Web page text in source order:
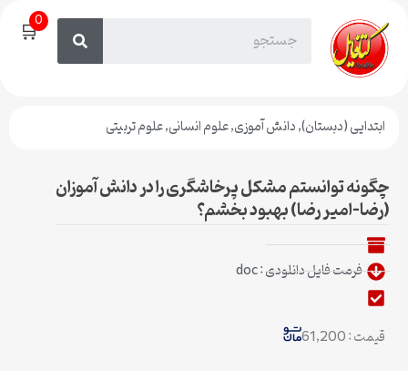
🛒0
ابتدایی (دبستان),دانش آموزی,علوم انسانی,علوم تربیتی
چگونه توانستم مشکل پرخاشگری را در دانش آموزان
(رضا-امیر رضا) بهبود بخشم؟
فرمت فایل دانلودی : doc
قیمت : 61,200